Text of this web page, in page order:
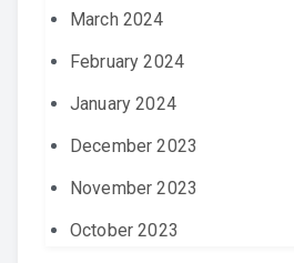
March 2024
February 2024
January 2024
December 2023
November 2023
October 2023